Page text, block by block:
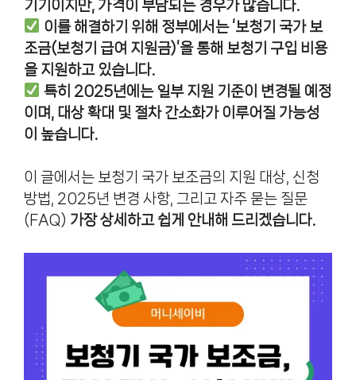
기기이지만, 가격이 부담되는 경우가 많습니다.
이를 해결하기 위해 정부에서는 ‘보청기 국가 보
조금(보청기 급여 지원금)’을 통해 보청기 구입 비용
을 지원하고 있습니다.
특히 2025년에는 일부 지원 기준이 변경될 예정
이며, 대상 확대 및 절차 간소화가 이루어질 가능성
이 높습니다.
이 글에서는 보청기 국가 보조금의 지원 대상, 신청
방법, 2025년 변경 사항, 그리고 자주 묻는 질문
(FAQ) 가장 상세하고 쉽게 안내해 드리겠습니다.